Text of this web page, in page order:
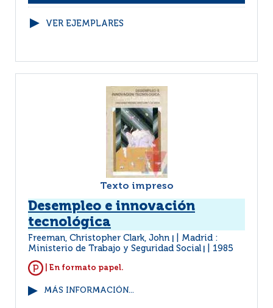
VER EJEMPLARES
Texto impreso
Desempleo e innovación
tecnológica
Freeman, Christopher Clark, John
Madrid :
Ministerio de Trabajo y Seguridad Social
1985
| En formato papel.
MÁS INFORMACIÓN...